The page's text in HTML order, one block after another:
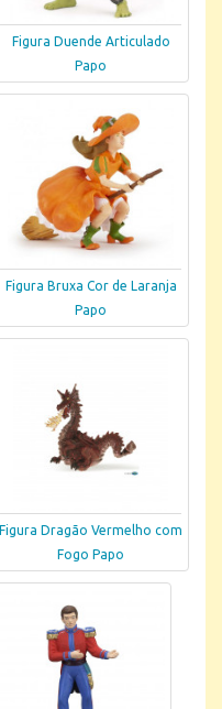
Figura Duende Articulado
Papo
Figura Bruxa Cor de Laranja
Papo
Figura Dragão Vermelho com
Fogo Papo